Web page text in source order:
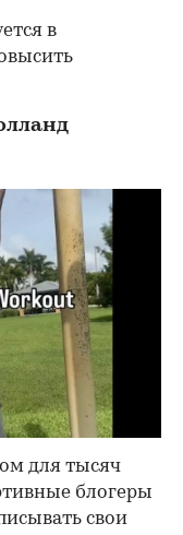
в
для тысяч
блогеры
свои